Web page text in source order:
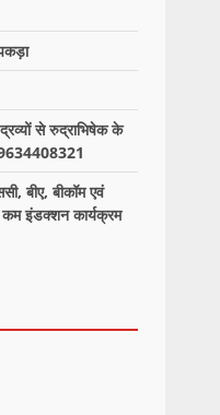
द्रव्यों से रुद्राभिषेक के
9634408321
बीए, बीकॉम एवं
कम इंडक्शन कार्यक्रम